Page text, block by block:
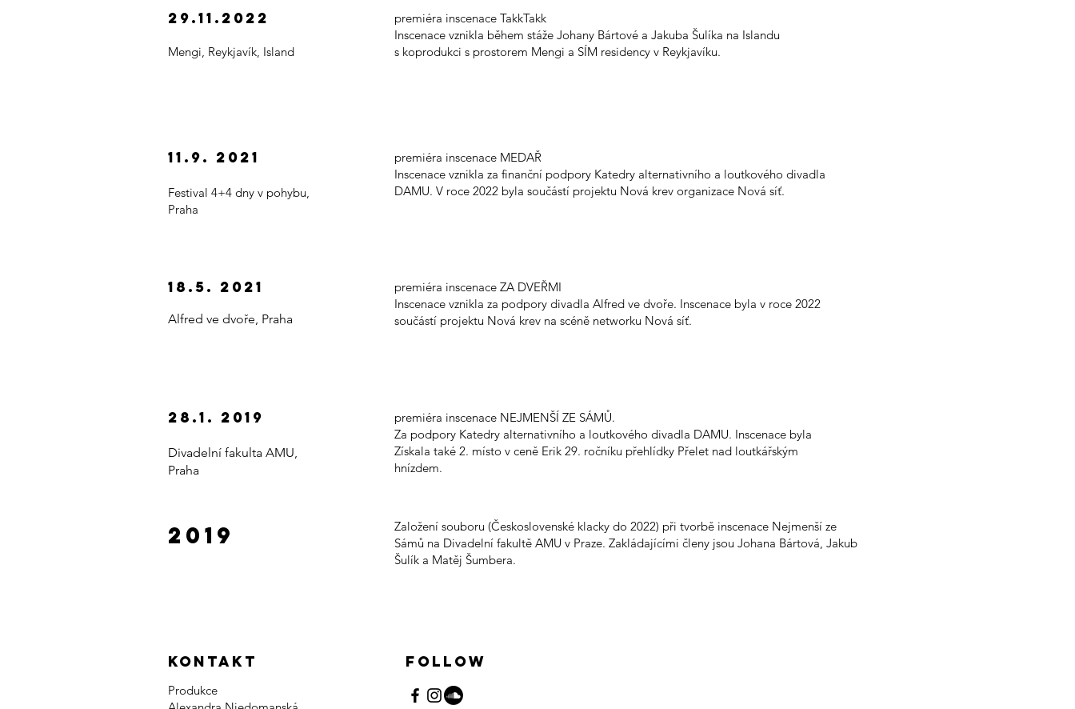
premiéra inscenace TakkTakk
Inscenace vznikla během stáže Johany Bártové a Jakuba Šulíka na Islandu
s koprodukci s prostorem Mengi a SÍM residency v Reykjavíku.
29.11.2022
Mengi, Reykjavík, Island
premiéra inscenace MEDAŘ
Inscenace vznikla za finanční podpory Katedry alternativního a loutkového divadla
DAMU. V roce 2022 byla součástí projektu Nová krev organizace Nová síť.
11.9. 2021
Festival 4+4 dny v pohybu,
Praha
premiéra inscenace ZA DVEŘMI
Inscenace vznikla za podpory divadla Alfred ve dvoře. Inscenace byla v roce 2022
součástí projektu Nová krev na scéně networku Nová síť.
18.5. 2021
Alfred ve dvoře, Praha
premiéra inscenace NEJMENŠÍ ZE SÁMŮ.
Za podpory Katedry alternativního a loutkového divadla DAMU. Inscenace byla
Získala také 2. místo v ceně Erik 29. ročníku přehlídky Přelet nad loutkářským
hnízdem.
28.1. 2019
Divadelní fakulta AMU,
Praha
Založení souboru (Československé klacky do 2022) při tvorbě inscenace Nejmenší ze
Sámů na Divadelní fakultě AMU v Praze. Zakládajícími členy jsou Johana Bártová, Jakub
Šulík a Matěj Šumbera.
2019
kontakt
Produkce
Follow